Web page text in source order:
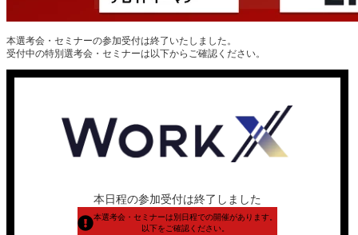
本選考会・セミナーの参加受付は終了いたしました。
受付中の特別選考会・セミナーは以下からご確認ください。
本日程の参加受付は終了しました
本選考会・セミナーは別日程での開催があります。
以下をご確認ください。